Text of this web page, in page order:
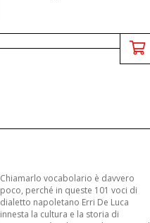
Chiamarlo vocabolario è davvero
poco, perché in queste 101 voci di
dialetto napoletano Erri De Luca
innesta la cultura e la storia di